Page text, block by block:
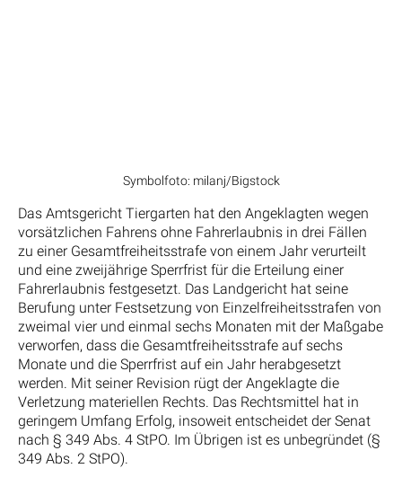
Symbolfoto: milanj/Bigstock
Das Amtsgericht Tiergarten hat den Angeklagten wegen
vorsätzlichen Fahrens ohne Fahrerlaubnis in drei Fällen
zu einer Gesamtfreiheitsstrafe von einem Jahr verurteilt
und eine zweijährige Sperrfrist für die Erteilung einer
Fahrerlaubnis festgesetzt. Das Landgericht hat seine
Berufung unter Festsetzung von Einzelfreiheitsstrafen von
zweimal vier und einmal sechs Monaten mit der Maßgabe
verworfen, dass die Gesamtfreiheitsstrafe auf sechs
Monate und die Sperrfrist auf ein Jahr herabgesetzt
werden. Mit seiner Revision rügt der Angeklagte die
Verletzung materiellen Rechts. Das Rechtsmittel hat in
geringem Umfang Erfolg, insoweit entscheidet der Senat
nach § 349 Abs. 4 StPO. Im Übrigen ist es unbegründet (§
349 Abs. 2 StPO).